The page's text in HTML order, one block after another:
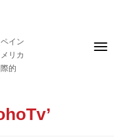
イン
リカ
的
フ